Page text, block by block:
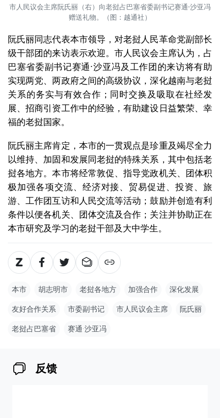
市人民议会主席阮氏丽（右）向老挝占巴塞省委副书记赛通·沙亚冯
赠送礼物。（图：越通社）
阮氏丽同志代表本市领导，对老挝人民革命党副部长
级干部团的来访表示欢迎。市人民议会主席认为，占
巴塞省委副书记赛通·沙亚冯及工作团的来访将有助
实现两党、两政府之间的高级协议，深化越南与老挝
关系的务实与有效合作；同时交换及吸取在社经发
展、招商引资工作中的经验，有助建设日益繁荣、幸
福的老挝国家。
阮氏丽主席肯定，本市的一贯观点是珍重及竭尽全力
以维持、加固和发展同老挝的特殊关系，其中包括老
挝各地方。本市将经常敦促、指导党政机关、团体积
极加强各项交流、经济对接、贸易促进、投资、旅
游、工作团互访和人民交流等活动；鼓励并创造有利
条件以便各机关、团体交流及合作；关注并协助正在
本市研究及学习的老挝干部及大中学生。
本市 胡志明市 老挝各地方 加强合作 深化发展
友好合作关系 市委副书记 市人民议会主席 阮氏丽
老挝占巴塞省 赛通·沙亚冯
反馈